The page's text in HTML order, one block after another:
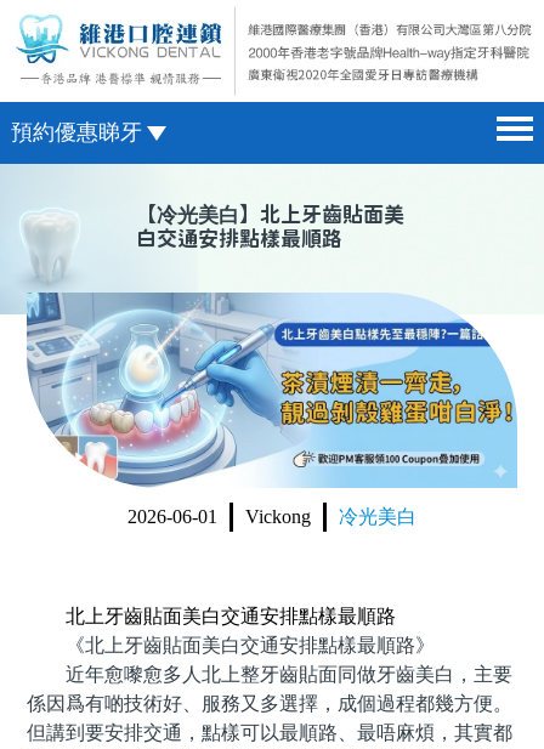
預約優惠睇牙
醫院簡介 hospital introduction
醫生介紹 doctor introduction
醫療新聞 medical news
種植牙 dental implant
箍牙 orthodontics
收費標準 change standard
微信預約
WhatsApp預約
【冷光美白】北上牙齒貼面美
白交通安排點樣最順路
2026-06-01 Vickong 冷光美白
北上牙齒貼面美白交通安排點樣最順路
《北上牙齒貼面美白交通安排點樣最順路》
近年愈嚟愈多人北上整牙齒貼面同做牙齒美白，主要
係因爲有啲技術好、服務又多選擇，成個過程都幾方便。
但講到要安排交通，點樣可以最順路、最唔麻煩，其實都